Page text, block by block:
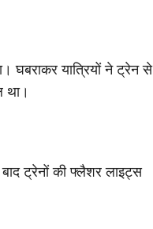
घबराकर यात्रियों ने ट्रेन से
था।
ट्रेनों की फ्लैशर लाइट्स